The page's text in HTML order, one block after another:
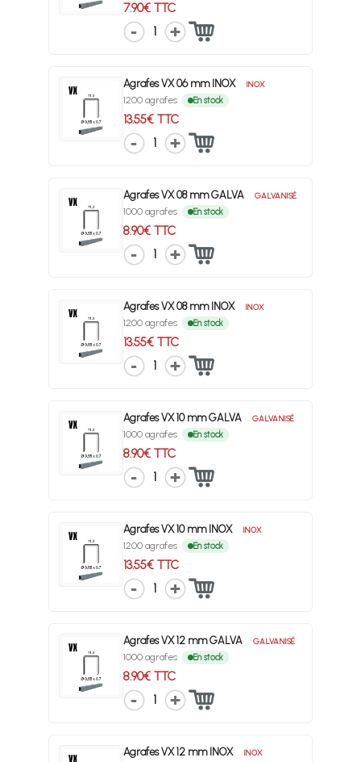
7.90€ TTC
1
Agrafes VX 06 mm INOX INOX
1200 agrafes En stock
13.55€ TTC
1
Agrafes VX 08 mm GALVA GALVANISÉ
1000 agrafes En stock
8.90€ TTC
1
Agrafes VX 08 mm INOX INOX
1200 agrafes En stock
13.55€ TTC
1
Agrafes VX 10 mm GALVA GALVANISÉ
1000 agrafes En stock
8.90€ TTC
1
Agrafes VX 10 mm INOX INOX
1200 agrafes En stock
13.55€ TTC
1
Agrafes VX 12 mm GALVA GALVANISÉ
1000 agrafes En stock
8.90€ TTC
1
Agrafes VX 12 mm INOX INOX